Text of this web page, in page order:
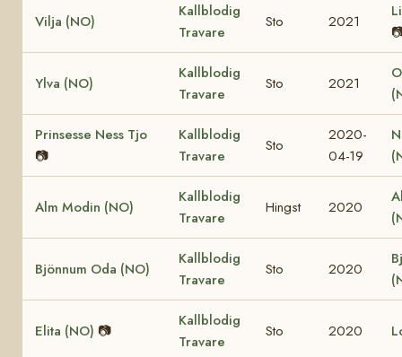
Vilja (NO)
Kallblodig
Travare
Sto 2021
Ylva (NO)
Kallblodig
Travare
Sto 2021
Prinsesse Ness Tjo
📷
Kallblodig
Travare
Sto
2020-
04-19
Alm Modin (NO)
Kallblodig
Travare
Hingst 2020
Bjönnum Oda (NO)
Kallblodig
Travare
Sto 2020
Elita (NO) 📷
Kallblodig
Travare
Sto 2020